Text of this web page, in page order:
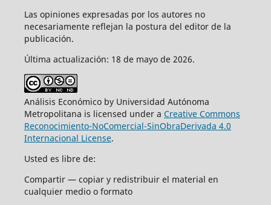
Las opiniones expresadas por los autores no
necesariamente reflejan la postura del editor de la
publicación.
Última actualización: 18 de mayo de 2026.
Análisis Económico by Universidad Autónoma
Metropolitana is licensed under a Creative Commons
Reconocimiento-NoComercial-SinObraDerivada 4.0
Internacional License.
Usted es libre de:
Compartir — copiar y redistribuir el material en
cualquier medio o formato